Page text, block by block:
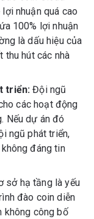
nhuận quá cao
100% lợi nhuận
là dấu hiệu của
thu hút các nhà
triển:Đội ngũ
các hoạt động
Nếu dự án đó
ngũ phát triển,
đáng tin
sở hạ tầng là yếu
đào coin diễn
không công bố